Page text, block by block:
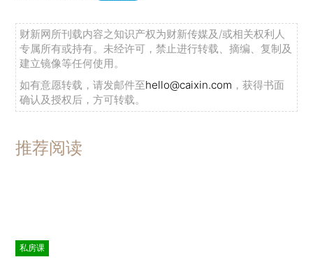
财新网所刊载内容之知识产权为财新传媒及/或相关权利人
专属所有或持有。未经许可，禁止进行转载、摘编、复制及
建立镜像等任何使用。
如有意愿转载，请发邮件至hello@caixin.com ，获得书面
确认及授权后，方可转载。
推荐阅读
私房课